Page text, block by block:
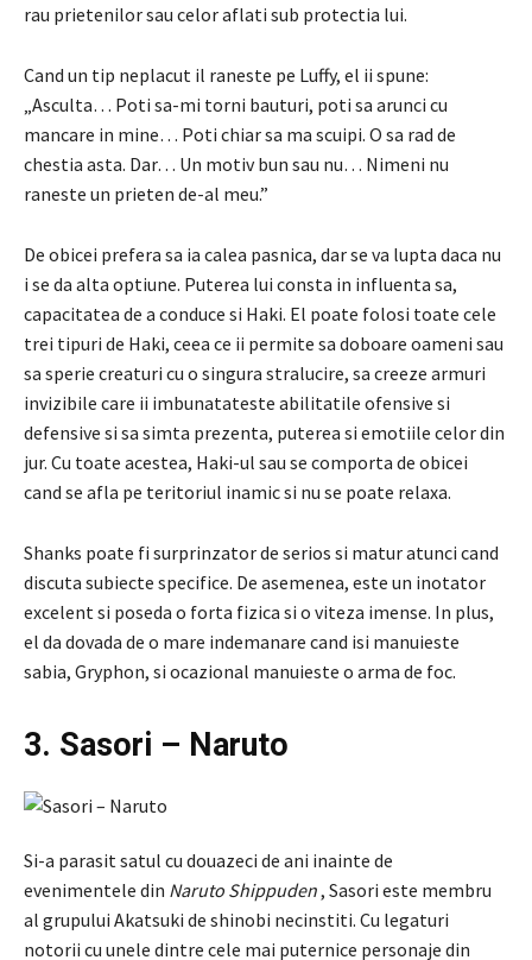
rau prietenilor sau celor aflati sub protectia lui.
Cand un tip neplacut il raneste pe Luffy, el ii spune:
„Asculta… Poti sa-mi torni bauturi, poti sa arunci cu
mancare in mine… Poti chiar sa ma scuipi. O sa rad de
chestia asta. Dar… Un motiv bun sau nu… Nimeni nu
raneste un prieten de-al meu.”
De obicei prefera sa ia calea pasnica, dar se va lupta daca nu
i se da alta optiune. Puterea lui consta in influenta sa,
capacitatea de a conduce si Haki. El poate folosi toate cele
trei tipuri de Haki, ceea ce ii permite sa doboare oameni sau
sa sperie creaturi cu o singura stralucire, sa creeze armuri
invizibile care ii imbunatateste abilitatile ofensive si
defensive si sa simta prezenta, puterea si emotiile celor din
jur. Cu toate acestea, Haki-ul sau se comporta de obicei
cand se afla pe teritoriul inamic si nu se poate relaxa.
Shanks poate fi surprinzator de serios si matur atunci cand
discuta subiecte specifice. De asemenea, este un inotator
excelent si poseda o forta fizica si o viteza imense. In plus,
el da dovada de o mare indemanare cand isi manuieste
sabia, Gryphon, si ocazional manuieste o arma de foc.
3. Sasori – Naruto
Si-a parasit satul cu douazeci de ani inainte de
evenimentele din Naruto Shippuden, Sasori este membru
al grupului Akatsuki de shinobi necinstiti. Cu legaturi
notorii cu unele dintre cele mai puternice personaje din